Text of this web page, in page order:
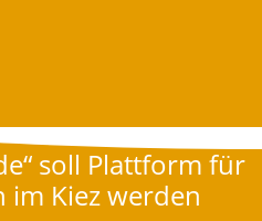
soll Plattform für
im Kiez werden